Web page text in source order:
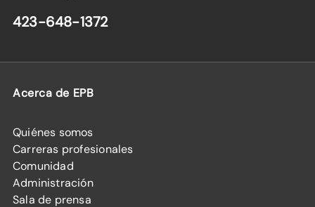
423-648-1372
Acerca de EPB
Quiénes somos
Carreras profesionales
Comunidad
Administración
Sala de prensa